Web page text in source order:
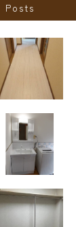
Posts